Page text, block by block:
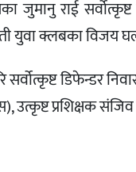
जुमानु राई
युवा क्लबका विजय
सर्वोत्कृष्ट डिफेन्डर
उत्कृष्ट प्रशिक्षक